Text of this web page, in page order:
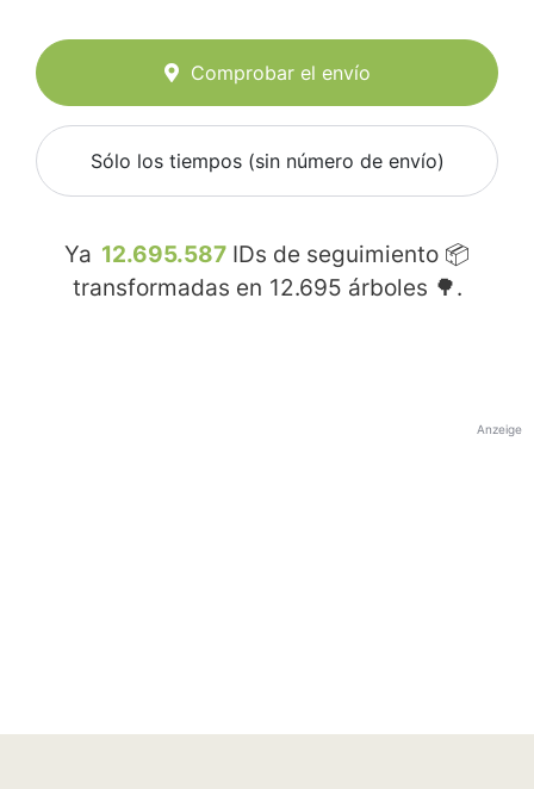
Comprobar el envío
Sólo los tiempos (sin número de envío)
Ya 12.695.587 IDs de seguimiento 📦
transformadas en 12.695 árboles 🌳.
Anzeige